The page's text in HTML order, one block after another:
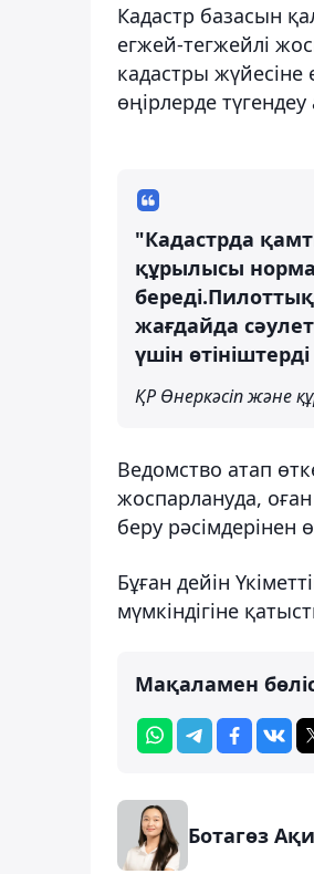
Кадастр базасын
егжей-тегжейлі
кадастры жүйесіне
өңірлерде
"Кадастрда
құрылысы
жағдайда
үшін
ҚР Өнеркәсіп және
Ведомство атап
жоспарлануда,
беру рәсімдерінен
Бұған дейін
мүмкіндігіне
Мақаламен
Ботагөз